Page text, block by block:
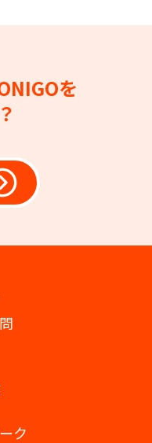
を
ク